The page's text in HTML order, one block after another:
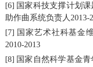
[6] 国家科技支撑计划课
助作曲系统负责人 2013-
[7] 国家艺术社科基金
2010-2013
[8] 国家自然科学基金青